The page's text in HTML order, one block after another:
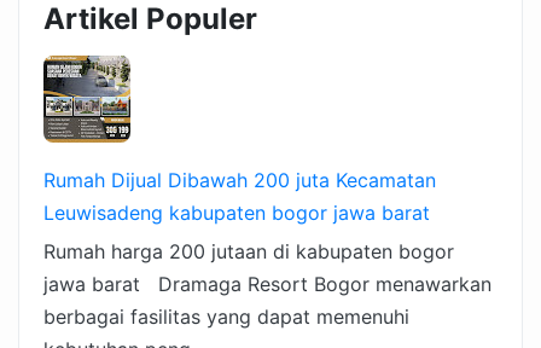
Artikel Populer
Rumah Dijual Dibawah 200 juta Kecamatan
Leuwisadeng kabupaten bogor jawa barat
Rumah harga 200 jutaan di kabupaten bogor
jawa barat Dramaga Resort Bogor menawarkan
berbagai fasilitas yang dapat memenuhi